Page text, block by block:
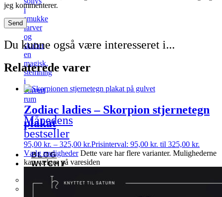
i
smukke
farver
og
skaber
en
magisk,
stemning
i
ethvert
rum
Månedens
bestseller
BLOG
WITCHY
Astrologi
jeg kommenterer.
Du kunne også være interesseret i...
Relaterede varer
Zodiac ladies – Skorpion stjernetegn
plakat
95,00 kr. – 325,00 kr.Prisinterval: 95,00 kr. til 325,00 kr.
Vælg muligheder Dette vare har flere varianter. Mulighederne
kan vælges på varesiden